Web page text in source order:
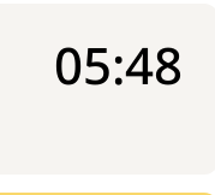
05:48